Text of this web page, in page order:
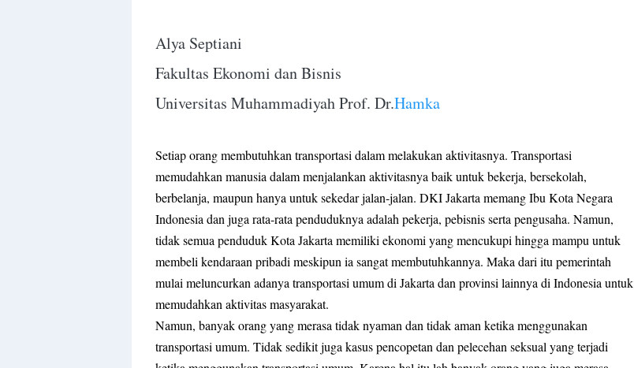
Alya Septiani
Fakultas Ekonomi dan Bisnis
Universitas Muhammadiyah Prof. Dr.Hamka
Setiap orang membutuhkan transportasi dalam melakukan aktivitasnya. Transportasi
memudahkan manusia dalam menjalankan aktivitasnya baik untuk bekerja, bersekolah,
berbelanja, maupun hanya untuk sekedar jalan-jalan. DKI Jakarta memang Ibu Kota Negara
Indonesia dan juga rata-rata penduduknya adalah pekerja, pebisnis serta pengusaha. Namun,
tidak semua penduduk Kota Jakarta memiliki ekonomi yang mencukupi hingga mampu untuk
membeli kendaraan pribadi meskipun ia sangat membutuhkannya. Maka dari itu pemerintah
mulai meluncurkan adanya transportasi umum di Jakarta dan provinsi lainnya di Indonesia untuk
memudahkan aktivitas masyarakat.
Namun, banyak orang yang merasa tidak nyaman dan tidak aman ketika menggunakan
transportasi umum. Tidak sedikit juga kasus pencopetan dan pelecehan seksual yang terjadi